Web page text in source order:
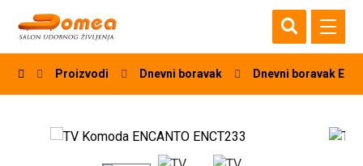
Proizvodi Dnevni boravak Dnevni boravak